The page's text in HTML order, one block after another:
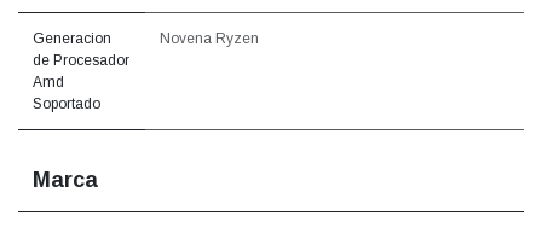
Generacion
de Procesador
Amd
Soportado
Novena Ryzen
Marca